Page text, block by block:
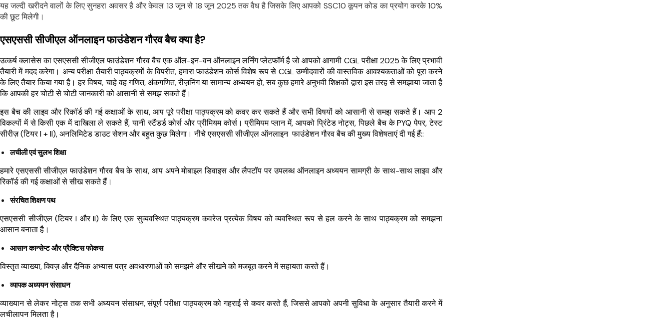
यह जल्दी खरीदने वालों के लिए सुनहरा अवसर है और केवल 13 जून से 18 जून 2025 तक वैध है जिसके लिए आपको SSC10 कूपन कोड का प्रयोग करके 10%
की छूट मिलेगी।
एसएससी सीजीएल ऑनलाइन फाउंडेशन गौरव बैच क्या है?
उत्कर्ष क्लासेस का एसएससी सीजीएल फाउंडेशन गौरव बैच एक ऑल-इन-वन ऑनलाइन लर्निंग प्लेटफॉर्म है जो आपको आगामी CGL परीक्षा 2025 के लिए प्रभावी
तैयारी में मदद करेगा। अन्य परीक्षा तैयारी पाठ्यक्रमों के विपरीत, हमारा फाउंडेशन कोर्स विशेष रूप से CGL उम्मीदवारों की वास्तविक आवश्यकताओं को पूरा करने
के लिए तैयार किया गया है। हर विषय, चाहे वह गणित, अंकगणित, रीज़निंग या सामान्य अध्ययन हो, सब कुछ हमारे अनुभवी शिक्षकों द्वारा इस तरह से समझाया जाता है
कि आपकी हर चोटी से चोटी जानकारी को आसानी से समझ सकते हैं।
इस बैच की लाइव और रिकॉर्ड की गई कक्षाओं के साथ, आप पूरे परीक्षा पाठ्यक्रम को कवर कर सकते हैं और सभी विषयों को आसानी से समझ सकते हैं। आप 2
विकल्पों में से किसी एक में दाखिला ले सकते हैं, यानी स्टैंडर्ड कोर्स और प्रीमियम कोर्स। प्रीमियम प्लान में, आपको प्रिंटेड नोट्स, पिछले बैच के PYQ पेपर, टेस्ट
सीरीज़ (टियर I + II), अनलिमिटेड डाउट सेशन और बहुत कुछ मिलेगा। नीचेएसएससी सीजीएल ऑनलाइन फाउंडेशन गौरव बैच की मुख्य विशेषताएं दी गई हैं::
लचीली एवं सुलभ शिक्षा
हमारे एसएससी सीजीएल फाउंडेशन गौरव बैच के साथ, आप अपने मोबाइल डिवाइस और लैपटॉप पर उपलब्ध ऑनलाइन अध्ययन सामग्री के साथ-साथ लाइव और
रिकॉर्ड की गई कक्षाओं से सीख सकते हैं।
संरचित शिक्षण पथ
एसएससी सीजीएल (टियर I और II) के लिए एक सुव्यवस्थित पाठ्यक्रम कवरेज प्रत्येक विषय को व्यवस्थित रूप से हल करने के साथ पाठ्यक्रम को समझना
आसान बनाता है।
आसान कान्सेप्ट और प्रैक्टिस फोकस
विस्तृत व्याख्या, क्विज़ और दैनिक अभ्यास पत्र अवधारणाओं को समझने और सीखने को मजबूत करने में सहायता करते हैं।
व्यापक अध्ययन संसाधन
व्याख्यान से लेकर नोट्स तक सभी अध्ययन संसाधन, संपूर्ण परीक्षा पाठ्यक्रम को गहराई से कवर करते हैं, जिससे आपको अपनी सुविधा के अनुसार तैयारी करने में
लचीलापन मिलता है।